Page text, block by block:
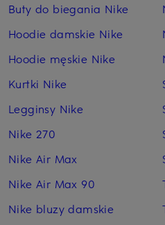
Buty do biegania Nike
Hoodie damskie Nike
Hoodie męskie Nike
Kurtki Nike
Legginsy Nike
Nike 270
Nike Air Max
Nike Air Max 90
Nike bluzy damskie